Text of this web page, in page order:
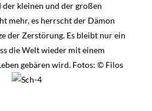
der kleinen und der großen
mehr, es herrscht der Dämon
der Zerstörung. Es bleibt nur ein
die Welt wieder mit einem
gebären wird. Fotos: © Filos